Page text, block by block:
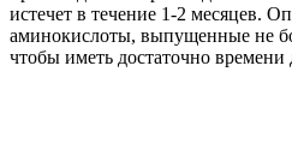
истечет в течение 1-2 месяцев.
аминокислоты, выпущенные не
чтобы иметь достаточно времени